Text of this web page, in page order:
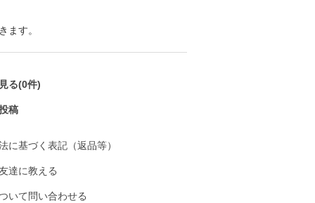
ます。
る(0件)
稿
に基づく表記（返品等）
達に教える
いて問い合わせる